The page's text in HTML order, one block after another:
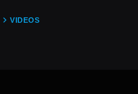
VIDEOS